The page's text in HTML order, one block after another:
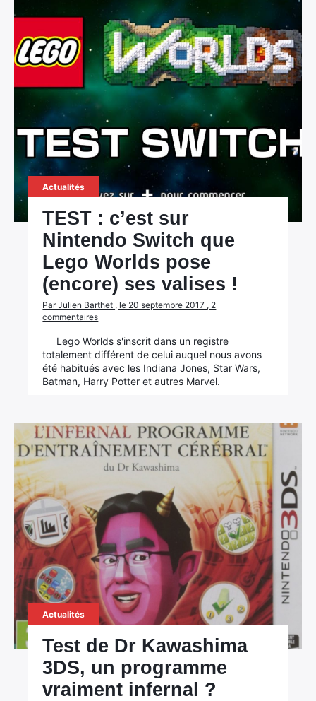
Actualités
TEST : c’est sur
Nintendo Switch que
Lego Worlds pose
(encore) ses valises !
Par Julien Barthet , le 20 septembre 2017 , 2
commentaires
Lego Worlds s'inscrit dans un registre
totalement différent de celui auquel nous avons
été habitués avec les Indiana Jones, Star Wars,
Batman, Harry Potter et autres Marvel.
Actualités
Test de Dr Kawashima
3DS, un programme
vraiment infernal ?